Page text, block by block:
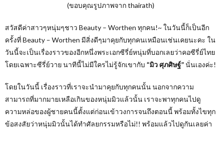
(ขอบคุณรูปภาพจาก thairath)
สวัสดีค่าสาวๆหนุ่มๆชาว Beauty – Worthen ทุกคน!~ ในวันนี้ก็เป็นอีก
ครั้งที่ Beauty – Worthen มีสิ่งดีๆมาคุยกับทุกคนเหมือนเช่นเคยนะคะ ใน
วันนี้จะเป็นเรื่องราวของอีกหนึ่งพระเอกซีรี่ย์หนุ่มที่บอกเลยว่าคอซีรี่ย์ไทย
โดยเฉพาะซีรี่ย์วาย นาทีนี้ไม่มีใครไม่รู้จักเขากับ “มิว ศุภศิษฐ์”นั่นเองค่ะ!
โดยในวันนี้ เรื่องราวที่เราจะนำมาคุยกับทุกคนนั้น นอกจากความ
สามารถที่มากมายเหลือเกินของหนุ่มมิวแล้วนั้น เราจะพาทุกคนไปดู
ความหล่อของผู้ชายคนนี้ตั้งแต่ก่อนเข้าวงการจนถึงตอนนี้ พร้อมทั้งไขทุก
ข้อสงสัยว่าหนุ่มมิวนั้นได้ทำศัลยกรรมหรือไม่!! พร้อมแล้วไปดูกันเลยค่า